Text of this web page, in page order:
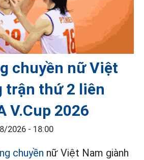
chuyền nữ Việt
trận thứ 2 liên
V.Cup 2026
2026 - 18:00
chuyền nữ Việt Nam giành